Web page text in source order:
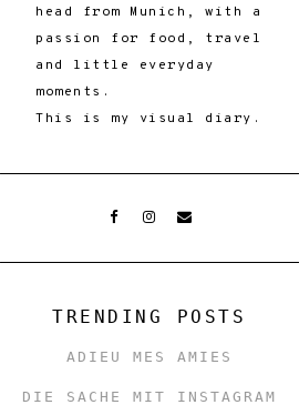
head from Munich, with a
passion for food, travel
and little everyday
moments.
This is my visual diary.
TRENDING POSTS
ADIEU MES AMIES
DIE SACHE MIT INSTAGRAM